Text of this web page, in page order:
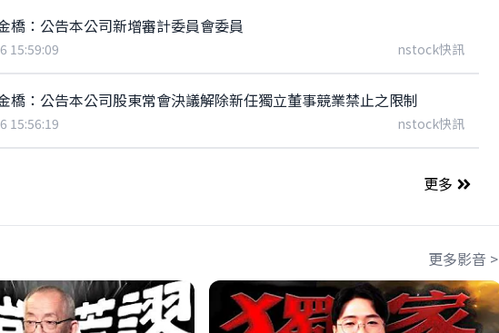
橋：公告本公司新增審計委員會委員
15:59:09 nstock快訊
橋：公告本公司股東常會決議解除新任獨立董事競業禁止之限制
15:56:19 nstock快訊
更多
更多影音 >